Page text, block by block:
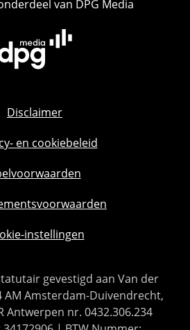
van DPG Media
Disclaimer
en cookiebeleid
instellingen
gevestigd aan Van der
AM Amsterdam-Duivendrecht,
Antwerpen nr. 0432.306.234